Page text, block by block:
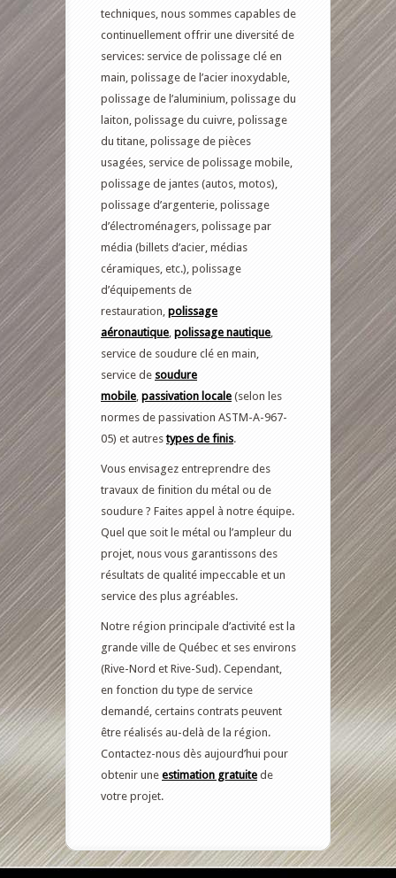
techniques, nous sommes capables de
continuellement offrir une diversité de
services: service de polissage clé en
main, polissage de l’acier inoxydable,
polissage de l’aluminium, polissage du
laiton, polissage du cuivre, polissage
du titane, polissage de pièces
usagées, service de polissage mobile,
polissage de jantes (autos, motos),
polissage d’argenterie, polissage
d’électroménagers, polissage par
média (billets d’acier, médias
céramiques, etc.), polissage
d’équipements de
restauration, polissage
aéronautique polissage nautique
service de soudure clé en main,
service de soudure
mobile passivation locale (selon les
normes de passivation ASTM-A-967-
05) et autrestypes de finis.
Vous envisagez entreprendre des
travaux de finition du métal ou de
soudure ? Faites appel à notre équipe.
Quel que soit le métal ou l’ampleur du
projet, nous vous garantissons des
résultats de qualité impeccable et un
service des plus agréables.
Notre région principale d’activité est la
grande ville de Québec et ses environs
(Rive-Nord et Rive-Sud). Cependant,
en fonction du type de service
demandé, certains contrats peuvent
être réalisés au-delà de la région.
Contactez-nous dès aujourd’hui pour
obtenir une estimation gratuite de
votre projet.